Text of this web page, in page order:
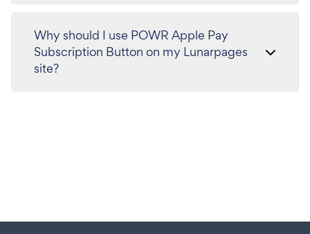
Why should I use POWR Apple Pay
Subscription Button on my Lunarpages
site?